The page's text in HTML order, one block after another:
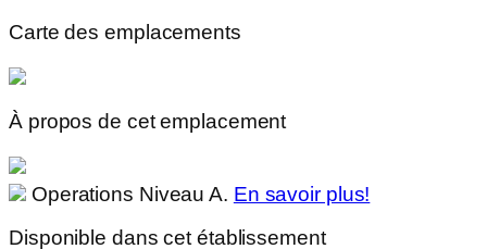
Carte des emplacements
À propos de cet emplacement
Operations Niveau A. En savoir plus!
Disponible dans cet établissement